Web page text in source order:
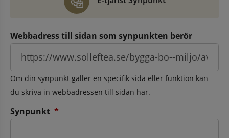
Webbadress till sidan som synpunkten berör
Om din synpunkt gäller en specifik sida eller funktion kan
du skriva in webbadressen till sidan här.
Synpunkt *